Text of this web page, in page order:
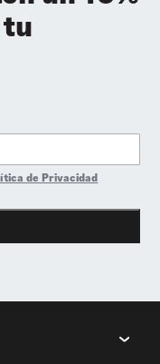
de Privacidad